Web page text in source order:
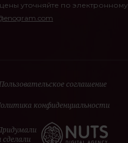
уточняйте по электронному
соглашение
конфиденциальности
сделали